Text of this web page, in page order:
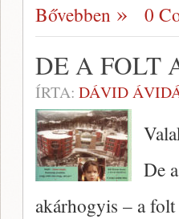
Bővebben 0
DE A FOLT
ÍRTA: DÁVID
De
akárhogyis – a